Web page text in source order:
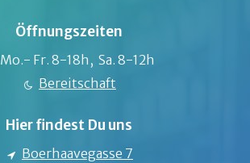
Öffnungszeiten
Mo.- Fr. 8-18h, Sa. 8-12h
Bereitschaft
Hier findest Du uns
Boerhaavegasse 7